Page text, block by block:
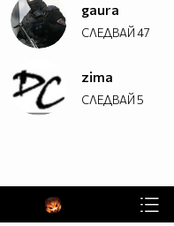
gaura
СЛЕДВАЙ47
zima
СЛЕДВАЙ5